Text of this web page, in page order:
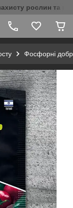
рослин та
Фосфорні